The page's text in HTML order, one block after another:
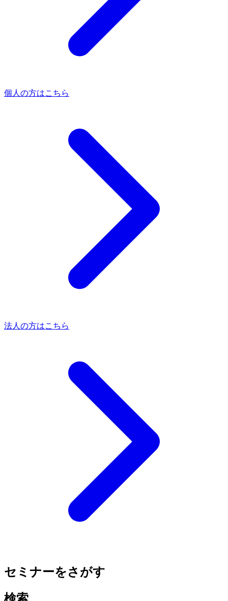
個人の方はこちら
法人の方はこちら
セミナーをさがす